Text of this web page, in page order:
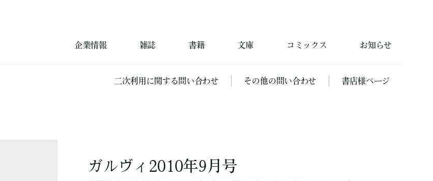
企業情報 雑誌 書籍 文庫 コミックス お知らせ
二次利用に関する問い合わせ その他の問い合わせ 書店様ページ
ガルヴィ2010年9月号